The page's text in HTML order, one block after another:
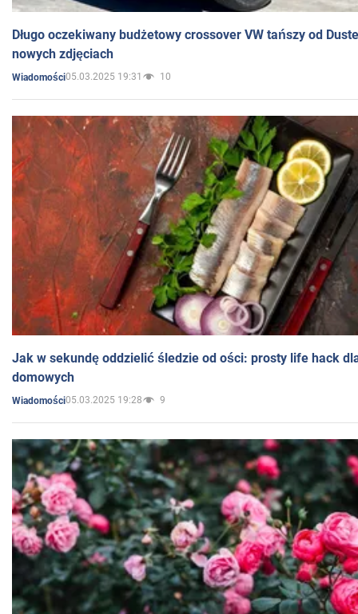
Długo oczekiwany budżetowy crossover VW tańszy od
nowych zdjęciach
Wiadomości05.03.2025 19:31 10
Jak w sekundę oddzielić śledzie od ości: prosty life hack
domowych
Wiadomości05.03.2025 19:28 9